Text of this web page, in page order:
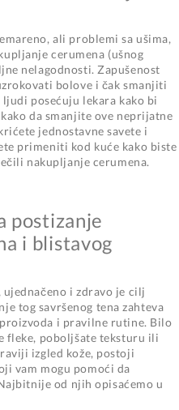
ali problemi sa ušima,
cerumena (ušnog
nelagodnosti. Zapušenost
bolove i čak smanjiti
posećuju lekara kako bi
da smanjite ove neprijatne
jednostavne savete i
primeniti kod kuće kako biste
nakupljanje cerumena.
postizanje
i blistavog
i zdravo je cilj
tog savršenog tena zahteva
i pravilne rutine. Bilo
fleke, poboljšate teksturu ili
izgled kože, postoji
vam mogu pomoći da
od njih opisaćemo u